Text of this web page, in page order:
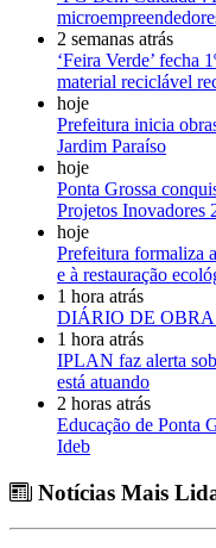
2 semanas atrás
‘Feira Verde’ fecha
material reciclável
hoje
Prefeitura inicia
Jardim Paraíso
hoje
Ponta Grossa
Projetos Inovadores
hoje
Prefeitura formaliza
e à restauração
1 hora atrás
DIÁRIO DE
1 hora atrás
IPLAN faz alerta
está atuando
2 horas atrás
Educação de Ponta
Ideb
Notícias Mais